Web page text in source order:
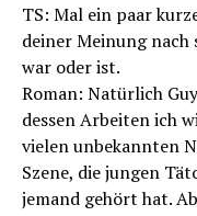
TS: Mal ein paar
deiner Meinung
war oder ist.
Roman: Natürlich
dessen Arbeiten ich
vielen unbekannten
Szene, die jungen
jemand gehört hat.